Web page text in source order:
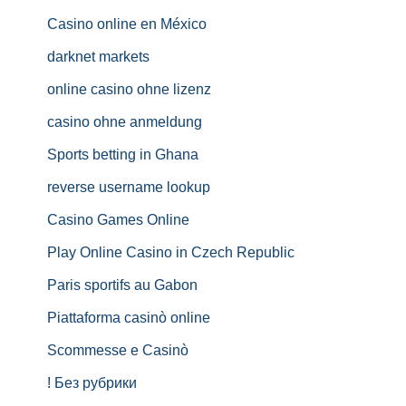
Casino online en México
darknet markets
online casino ohne lizenz
casino ohne anmeldung
Sports betting in Ghana
reverse username lookup
Casino Games Online
Play Online Casino in Czech Republic
Paris sportifs au Gabon
Piattaforma casinò online
Scommesse e Casinò
! Без рубрики